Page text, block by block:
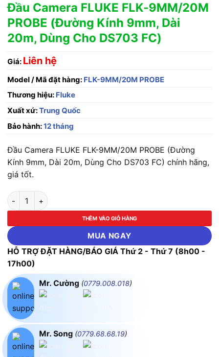
Đầu Camera FLUKE FLK-9MM/20M
PROBE (Đường Kính 9mm, Dài
20m, Dùng Cho DS703 FC)
Giá: Liên hệ
Model / Mã đặt hàng: FLK-9MM/20M PROBE
Thương hiệu: Fluke
Xuất xứ:Trung Quốc
Bảo hành:12 tháng
Đầu Camera FLUKE FLK-9MM/20M PROBE (Đường
Kính 9mm, Dài 20m, Dùng Cho DS703 FC) chính hãng,
giá tốt.
Đầu Camera FLUKE FLK-9MM/20M PROBE (Đường Kính
THÊM VÀO GIỎ HÀNG
MUA NGAY
HỖ TRỢ ĐẶT HÀNG/BÁO GIÁ Thứ 2 - Thứ 7 (8h00 -
17h00)
Mr. Cường (0779.008.018)
Mr. Song (0779.68.68.19)